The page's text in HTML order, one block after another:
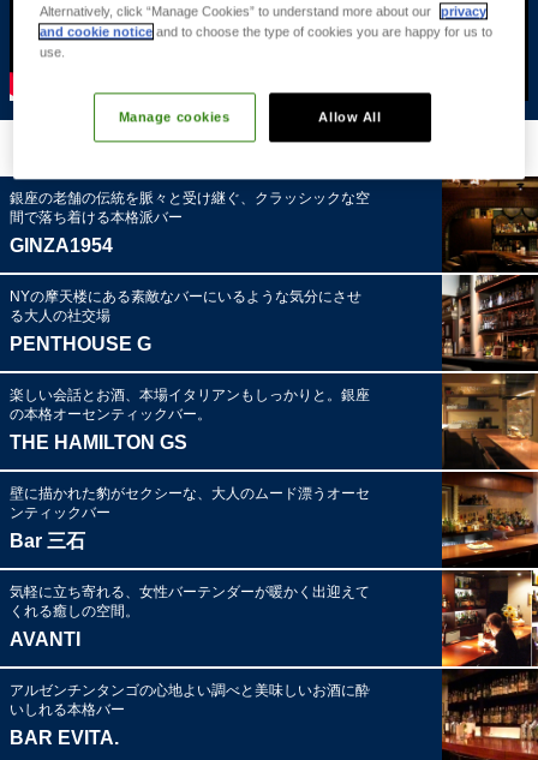
銀座のバー・店舗
銀座の老舗の伝統を脈々と受け継ぐ、クラッシックな空
間で落ち着ける本格派バー
GINZA1954
NYの摩天楼にある素敵なバーにいるような気分にさせ
る大人の社交場
PENTHOUSE G
楽しい会話とお酒、本場イタリアンもしっかりと。銀座
の本格オーセンティックバー。
THE HAMILTON GS
壁に描かれた豹がセクシーな、大人のムード漂うオーセ
ンティックバー
Bar 三石
気軽に立ち寄れる、女性バーテンダーが暖かく出迎えて
くれる癒しの空間。
AVANTI
アルゼンチンタンゴの心地よい調べと美味しいお酒に酔
いしれる本格バー
BAR EVITA.
Alternatively, click “Manage Cookies” to understand more about our
privacy
and cookie notice and to choose the type of cookies you are happy for us to
use.
Allow All
Manage cookies